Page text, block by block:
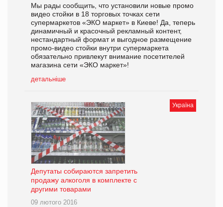
Мы рады сообщить, что установили новые промо
видео стойки в 18 торговых точках сети
супермаркетов «ЭКО маркет» в Киеве! Да, теперь
динамичный и красочный рекламный контент,
нестандартный формат и выгодное размещение
промо-видео стойки внутри супермаркета
обязательно привлекут внимание посетителей
магазина сети «ЭКО маркет»!
детальніше
Україна
Депутаты собираются запретить
продажу алкоголя в комплекте с
другими товарами
09 лютого 2016